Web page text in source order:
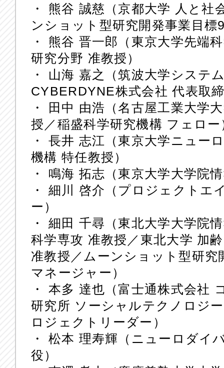
・ 熊谷 誠慈（京都大学 人と社
ンショット型研究開発事業目
・ 熊谷 晋一郎（東京大学先端
研究分野 准教授）
・ 山海 嘉之（筑波大学システ
CYBERDYNE株式会社 代表取
・ 田中 由浩（名古屋工業大学
授／稲盛科学研究機構 フェロー
・ 長井 志江（東京大学ニュー
機構 特任教授）
・ 鳴海 拓志（東京大学大学院
・ 細川 啓介（プロジェクトエ
ー）
・ 細田 千尋（東北大学大学院
科学専攻 准教授／東北大学 加
准教授／ムーンショット型研
マネージャー）
・ 本多 達也（富士通株式会社
研究所 ソーシャルテクノロジ
ロジェクトリーダー）
・ 松本 理寿輝（ニューロダイ
役）